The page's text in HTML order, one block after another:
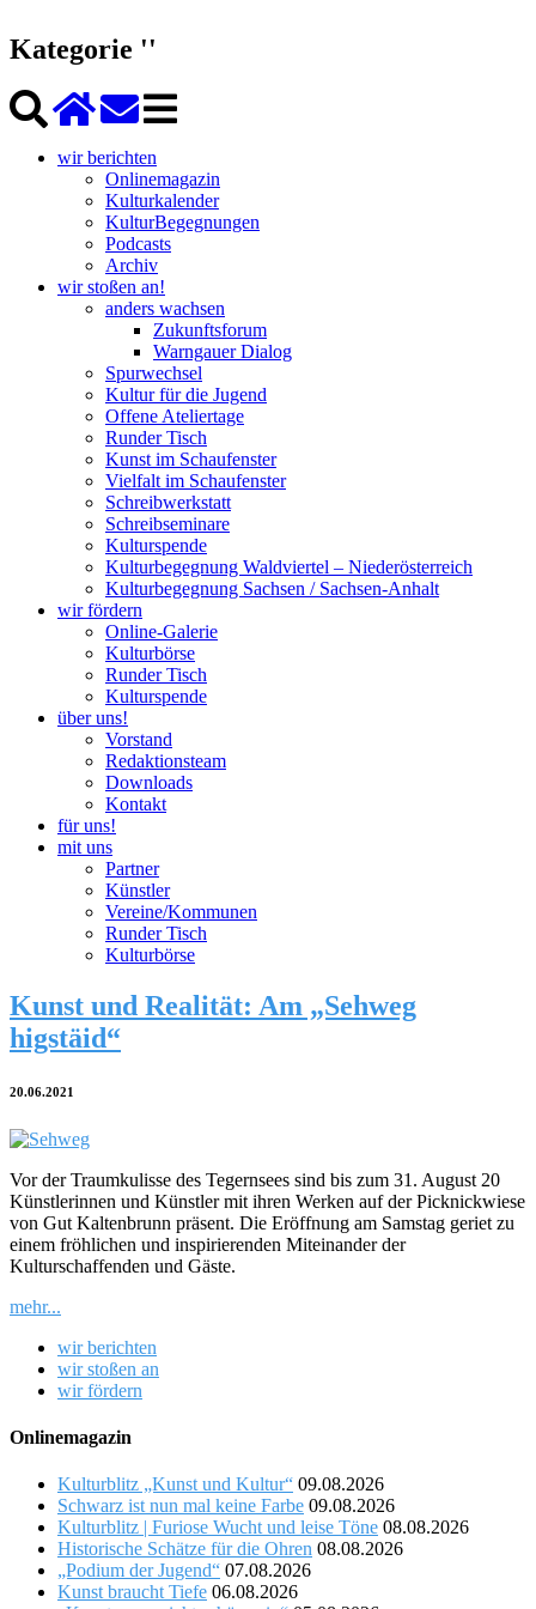
Kategorie ''
wir berichten
Onlinemagazin
Kulturkalender
KulturBegegnungen
Podcasts
Archiv
wir stoßen an!
anders wachsen
Zukunftsforum
Warngauer Dialog
Spurwechsel
Kultur für die Jugend
Offene Ateliertage
Runder Tisch
Kunst im Schaufenster
Vielfalt im Schaufenster
Schreibwerkstatt
Schreibseminare
Kulturspende
Kulturbegegnung Waldviertel – Niederösterreich
Kulturbegegnung Sachsen / Sachsen-Anhalt
wir fördern
Online-Galerie
Kulturbörse
Runder Tisch
Kulturspende
über uns!
Vorstand
Redaktionsteam
Downloads
Kontakt
für uns!
mit uns
Partner
Künstler
Vereine/Kommunen
Runder Tisch
Kulturbörse
Kunst und Realität: Am „Sehweg
higstäid“
20.06.2021
Vor der Traumkulisse des Tegernsees sind bis zum 31. August 20
Künstlerinnen und Künstler mit ihren Werken auf der Picknickwiese
von Gut Kaltenbrunn präsent. Die Eröffnung am Samstag geriet zu
einem fröhlichen und inspirierenden Miteinander der
Kulturschaffenden und Gäste.
mehr...
wir berichten
wir stoßen an
wir fördern
Onlinemagazin
Kulturblitz „Kunst und Kultur“ 09.08.2026
Schwarz ist nun mal keine Farbe 09.08.2026
Kulturblitz | Furiose Wucht und leise Töne 08.08.2026
Historische Schätze für die Ohren 08.08.2026
„Podium der Jugend“ 07.08.2026
Kunst braucht Tiefe 06.08.2026